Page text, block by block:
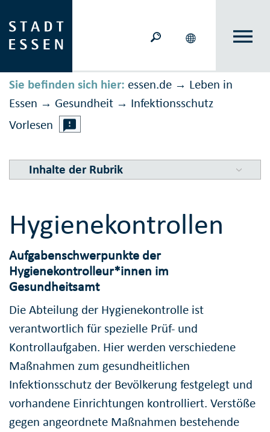
Sie befinden sich hier: essen.de → Leben in
Essen → Gesundheit → Infektions­schutz
Vorlesen
Inhalte der Rubrik
Hygienekontrollen
Aufgabenschwerpunkte der
Hygienekontrolleur*innen im
Gesundheitsamt
Die Abteilung der Hygienekontrolle ist
verantwortlich für spezielle Prüf- und
Kontrollaufgaben. Hier werden verschiedene
Maßnahmen zum gesundheitlichen
Infektionsschutz der Bevölkerung festgelegt und
vorhandene Einrichtungen kontrolliert. Verstöße
gegen angeordnete Maßnahmen bestehende